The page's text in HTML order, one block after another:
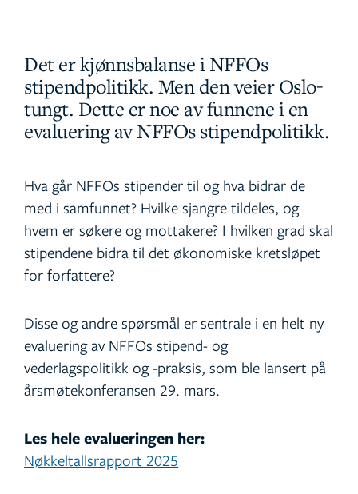
Det er kjønnsbalanse i NFFOs
stipendpolitikk. Men den veier Oslo-
tungt. Dette er noe av funnene i en
evaluering av NFFOs stipendpolitikk.
Hva går NFFOs stipender til og hva bidrar de
med i samfunnet? Hvilke sjangre tildeles, og
hvem er søkere og mottakere? I hvilken grad skal
stipendene bidra til det økonomiske kretsløpet
for forfattere?
Disse og andre spørsmål er sentrale i en helt ny
evaluering av NFFOs stipend- og
vederlagspolitikk og -praksis, som ble lansert på
årsmøtekonferansen 29. mars.
Les hele evalueringen her:
Nøkkeltallsrapport 2025